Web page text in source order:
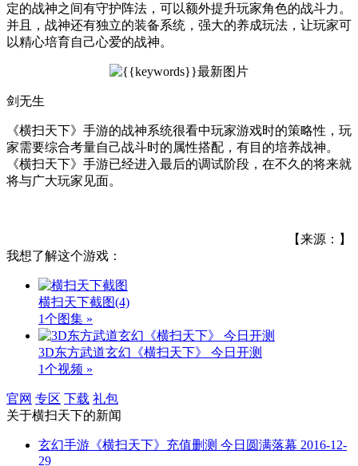
定的战神之间有守护阵法，可以额外提升玩家角色的战斗力。
并且，战神还有独立的装备系统，强大的养成玩法，让玩家可
以精心培育自己心爱的战神。
剑无生
《横扫天下》手游的战神系统很看中玩家游戏时的策略性，玩
家需要综合考量自己战斗时的属性搭配，有目的培养战神。
《横扫天下》手游已经进入最后的调试阶段，在不久的将来就
将与广大玩家见面。
【来源：】
我想了解这个游戏：
横扫天下截图(4)
1个图集 »
3D东方武道玄幻《横扫天下》 今日开测
1个视频 »
官网 专区 下载 礼包
关于横扫天下的新闻
玄幻手游《横扫天下》充值删测 今日圆满落幕 2016-12-
29